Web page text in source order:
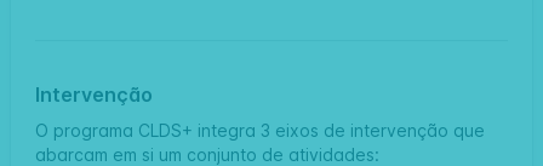
Intervenção
O programa CLDS+ integra 3 eixos de intervenção que
abarcam em si um conjunto de atividades: